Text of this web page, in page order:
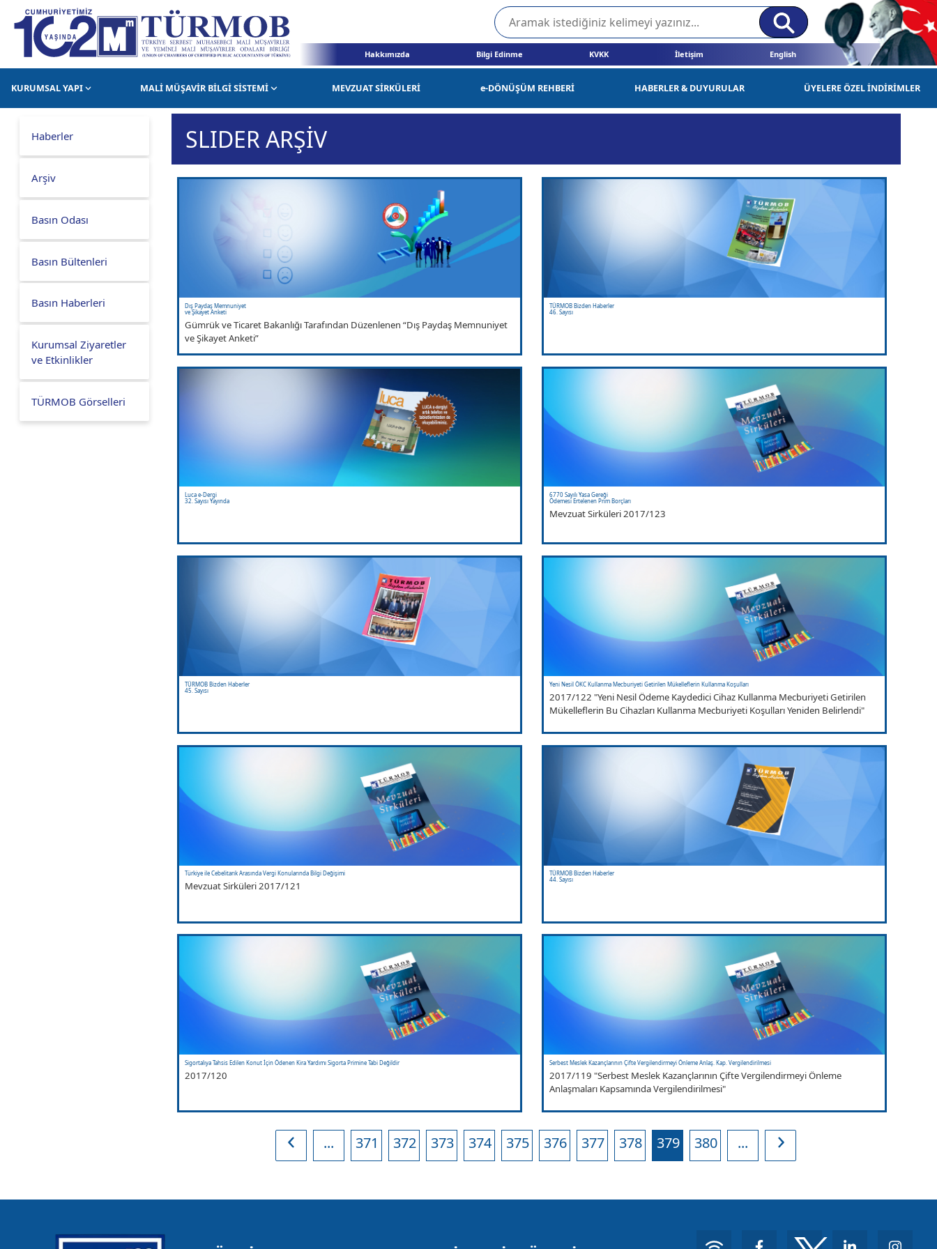
Hakkımızda Bilgi Edinme KVKK İletişim English
KURUMSAL YAPI MALİ MÜŞAVİR BİLGİ SİSTEMİ MEVZUAT SİRKÜLERİ e-DÖNÜŞÜM REHBERİ HABERLER & DUYURULAR ÜYELERE ÖZEL İNDİRİMLER
Haberler
Arşiv
Basın Odası
Basın Bültenleri
Basın Haberleri
Kurumsal Ziyaretler
ve Etkinlikler
TÜRMOB Görselleri
SLIDER ARŞİV
Dış Paydaş Memnuniyet
ve Şikayet Anketi
Gümrük ve Ticaret Bakanlığı Tarafından Düzenlenen “Dış Paydaş Memnuniyet
ve Şikayet Anketi”
TÜRMOB Bizden Haberler
46. Sayısı
Luca e-Dergi
32. Sayısı Yayında
6770 Sayılı Yasa Gereği
Ödemesi Ertelenen Prim Borçları
Mevzuat Sirküleri 2017/123
TÜRMOB Bizden Haberler
45. Sayısı
Yeni Nesil ÖKC Kullanma Mecburiyeti Getirilen Mükelleflerin Kullanma Koşulları
2017/122 "Yeni Nesil Ödeme Kaydedici Cihaz Kullanma Mecburiyeti Getirilen
Mükelleflerin Bu Cihazları Kullanma Mecburiyeti Koşulları Yeniden Belirlendi"
Türkiye ile Cebelitarık Arasında Vergi Konularında Bilgi Değişimi
Mevzuat Sirküleri 2017/121
TÜRMOB Bizden Haberler
44. Sayısı
Sigortalıya Tahsis Edilen Konut İçin Ödenen Kira Yardımı Sigorta Primine Tabi Değildir
2017/120
Serbest Meslek Kazançlarının Çifte Vergilendirmeyi Önleme Anlaş. Kap. Vergilendirilmesi
2017/119 "Serbest Meslek Kazançlarının Çifte Vergilendirmeyi Önleme
Anlaşmaları Kapsamında Vergilendirilmesi"
... 371 372 373 374 375 376 377 378 379 380 ...